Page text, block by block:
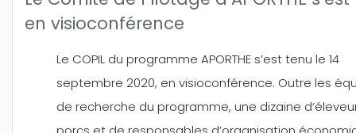
en visioconférence
Le COPIL du programme APORTHE s’est tenu le 14
septembre 2020, en visioconférence. Outre les
de recherche du programme, une dizaine